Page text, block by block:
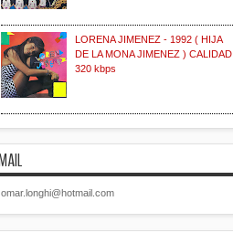
LORENA JIMENEZ - 1992 ( HIJA
DE LA MONA JIMENEZ ) CALIDAD
320 kbps
omar.longhi@hotmail.com